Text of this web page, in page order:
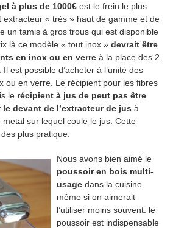
à plus de 1000€ est le frein le plus
extracteur « très » haut de gamme et de
un tamis à gros trous qui est disponible
là ce modèle « tout inox » devrait être
en inox ou en verre à la place des 2
est possible d’acheter à l’unité des
ou en verre. Le récipient pour les fibres
le récipient à jus de peut pas être
devant de l’extracteur de jus à
sur lequel coule le jus. Cette
plus pratique.
Nous avons bien aimé le
poussoir en bois multi-
usage dans la cuisine
même si on aimerait
l’utiliser moins souvent: le
poussoir est indispensable